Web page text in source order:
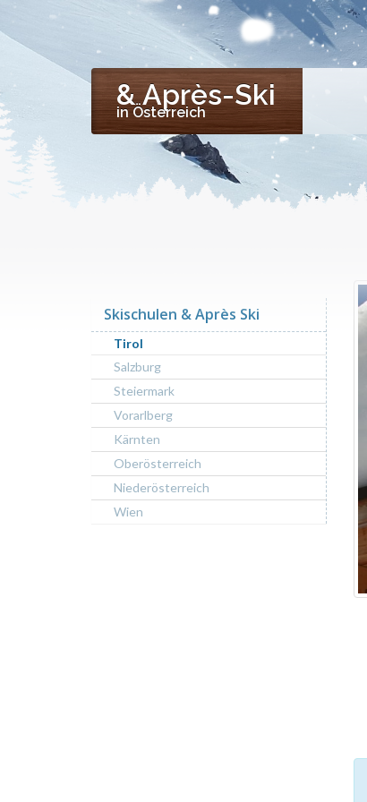
& Après-Ski
in Österreich
Skischulen & Après Ski
Tirol
Salzburg
Steiermark
Vorarlberg
Kärnten
Oberösterreich
Niederösterreich
Wien